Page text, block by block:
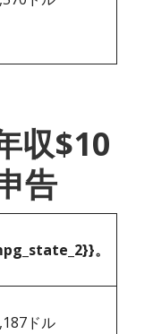
収$10
告
。
ドル